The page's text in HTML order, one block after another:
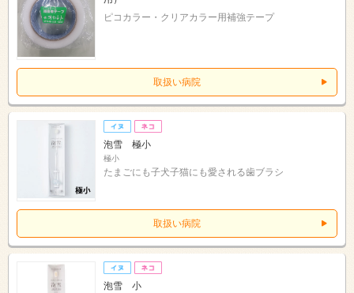
ピコカラー・クリアカラー用補強テープ
取扱い病院
泡雪 極小
極小
たまごにも子犬子猫にも愛される歯ブラシ
取扱い病院
泡雪 小